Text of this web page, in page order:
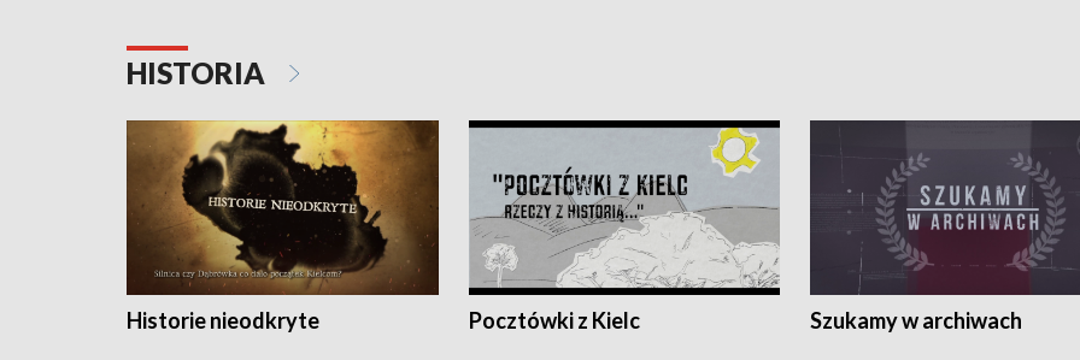
HISTORIA
Historie nieodkryte Pocztówki z Kielc Szukamy w archiwach